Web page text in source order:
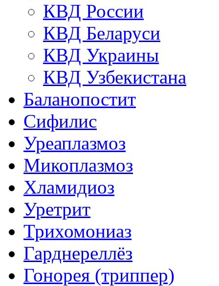
КВД России
КВД Беларуси
КВД Украины
КВД Узбекистана
Баланопостит
Сифилис
Уреаплазмоз
Микоплазмоз
Хламидиоз
Уретрит
Трихомониаз
Гарднереллёз
Гонорея (триппер)